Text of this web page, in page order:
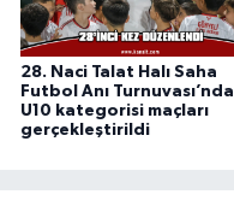
28. Naci Talat Halı Saha
Futbol Anı Turnuvası’nda
U10 kategorisi maçları
gerçekleştirildi